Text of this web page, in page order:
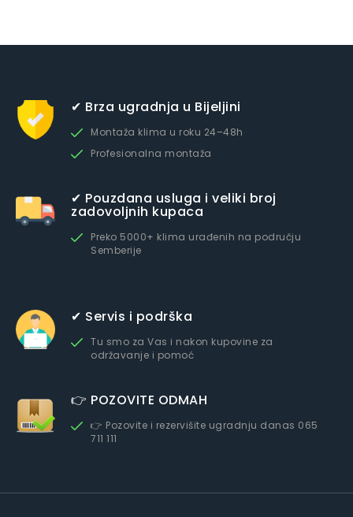
✔ Brza ugradnja u Bijeljini
Montaža klima u roku 24–48h
Profesionalna montaža
✔ Pouzdana usluga i veliki broj
zadovoljnih kupaca
Preko 5000+ klima urađenih na području
Semberije
✔ Servis i podrška
Tu smo za Vas i nakon kupovine za
održavanje i pomoć
👉 POZOVITE ODMAH
👉 Pozovite i rezervišite ugradnju danas 065
711 111